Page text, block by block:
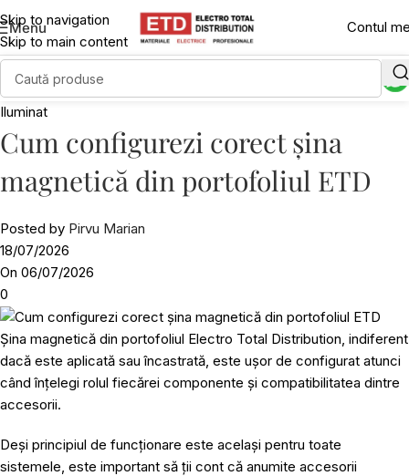
Skip to navigation
Skip to main content
Menu Contul
Iluminat
Cum configurezi corect șina
magnetică din portofoliul ETD
Posted by Pirvu Marian
18/07/2026
On 06/07/2026
0
Șina magnetică din portofoliul Electro Total Distribution, indiferent
dacă este aplicată sau încastrată, este ușor de configurat atunci
când înțelegi rolul fiecărei componente și compatibilitatea dintre
accesorii.
Deși principiul de funcționare este același pentru toate
sistemele, este important să ții cont că anumite accesorii